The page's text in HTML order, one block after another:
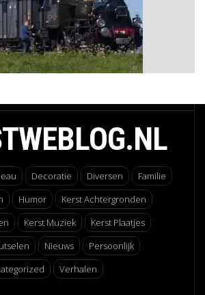
Decoratie Diversen
Familie
Humor
Kerst Achtergronden
Kerst Muziek
Kerst Plaatjes
Nieuws
Persoonlijk
Verhalen